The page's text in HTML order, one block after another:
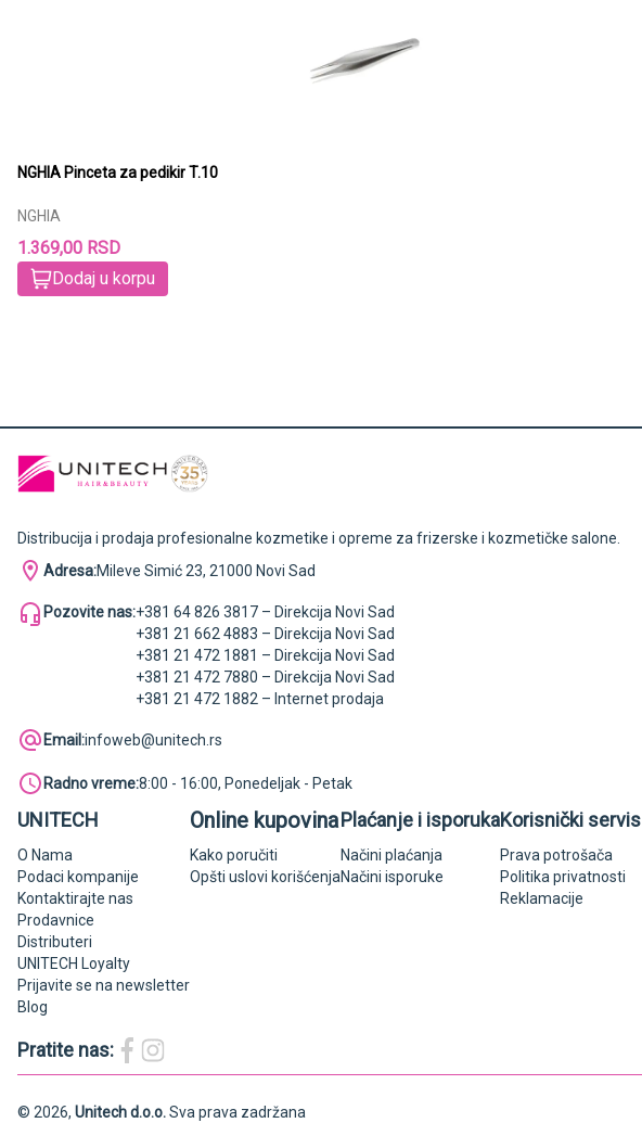
NGHIA Pinceta za pedikir T.10
NGHIA
1.369,00 RSD
Dodaj u korpu
Distribucija i prodaja profesionalne kozmetike i opreme za frizerske i kozmetičke salone.
Adresa:Mileve Simić 23, 21000 Novi Sad
Pozovite nas:+381 64 826 3817 – Direkcija Novi Sad
+381 21 662 4883 – Direkcija Novi Sad
+381 21 472 1881 – Direkcija Novi Sad
+381 21 472 7880 – Direkcija Novi Sad
+381 21 472 1882 – Internet prodaja
Email:infoweb@unitech.rs
Radno vreme:8:00 - 16:00, Ponedeljak - Petak
UNITECH
O Nama
Podaci kompanije
Kontaktirajte nas
Prodavnice
Distributeri
UNITECH Loyalty
Prijavite se na newsletter
Blog
Online kupovina
Kako poručiti
Opšti uslovi korišćenja
Plaćanje i isporuka
Načini plaćanja
Načini isporuke
Korisnički servis
Prava potrošača
Politika privatnosti
Reklamacije
Pratite nas:
© 2026, Unitech d.o.o.Sva prava zadržana